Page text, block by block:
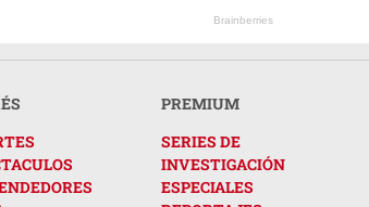
Brainberries
PREMIUM
SERIES DE
INVESTIGACIÓN
ESPECIALES